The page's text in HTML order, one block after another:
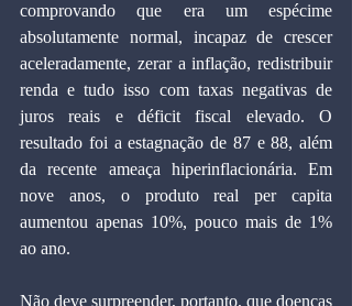
comprovando que era um espécime
absolutamente normal, incapaz de crescer
aceleradamente, zerar a inflação, redistribuir
renda e tudo isso com taxas negativas de
juros reais e déficit fiscal elevado. O
resultado foi a estagnação de 87 e 88, além
da recente ameaça hiperinflacionária. Em
nove anos, o produto real per capita
aumentou apenas 10%, pouco mais de 1%
ao ano.
Não deve surpreender, portanto, que doenças